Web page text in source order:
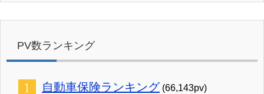
PV数ランキング
自動車保険ランキング (66,143pv)